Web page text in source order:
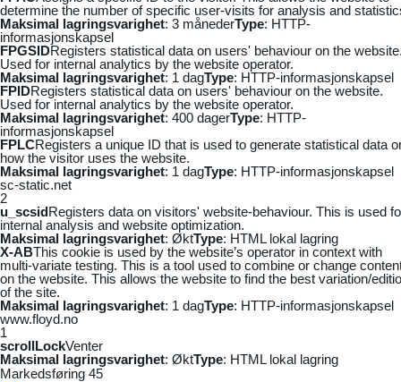
determine the number of specific user-visits for analysis and
Maksimal lagringsvarighet: 3 månederType: HTTP-
informasjonskapsel
FPGSIDRegisters statistical data on users' behaviour on the
Used for internal analytics by the website operator.
Maksimal lagringsvarighet: 1 dagType: HTTP-informasjonskapsel
FPIDRegisters statistical data on users' behaviour on the website.
Used for internal analytics by the website operator.
Maksimal lagringsvarighet: 400 dagerType: HTTP-
informasjonskapsel
FPLCRegisters a unique ID that is used to generate statistical data
how the visitor uses the website.
Maksimal lagringsvarighet: 1 dagType: HTTP-informasjonskapsel
sc-static.net
2
u_scsidRegisters data on visitors' website-behaviour. This is used
internal analysis and website optimization.
Maksimal lagringsvarighet: ØktType: HTML lokal lagring
X-ABThis cookie is used by the website’s operator in context with
multi-variate testing. This is a tool used to combine or change
on the website. This allows the website to find the best variation/
of the site.
Maksimal lagringsvarighet: 1 dagType: HTTP-informasjonskapsel
www.floyd.no
1
scrollLockVenter
Maksimal lagringsvarighet: ØktType: HTML lokal lagring
Markedsføring 45